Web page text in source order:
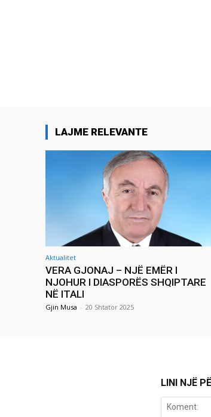
LAJME RELEVANTE
Aktualitet
VERA GJONAJ – NJË EMËR I
NJOHUR I DIASPORËS SHQIPTARE
NË ITALI
Gjin Musa - 20 Shtator 2025
LINI NJË